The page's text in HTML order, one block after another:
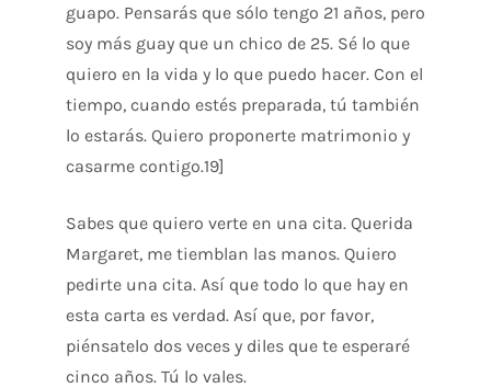
guapo. Pensarás que sólo tengo 21 años, pero
soy más guay que un chico de 25. Sé lo que
quiero en la vida y lo que puedo hacer. Con el
tiempo, cuando estés preparada, tú también
lo estarás. Quiero proponerte matrimonio y
casarme contigo.19]
Sabes que quiero verte en una cita. Querida
Margaret, me tiemblan las manos. Quiero
pedirte una cita. Así que todo lo que hay en
esta carta es verdad. Así que, por favor,
piénsatelo dos veces y diles que te esperaré
cinco años. Tú lo vales.